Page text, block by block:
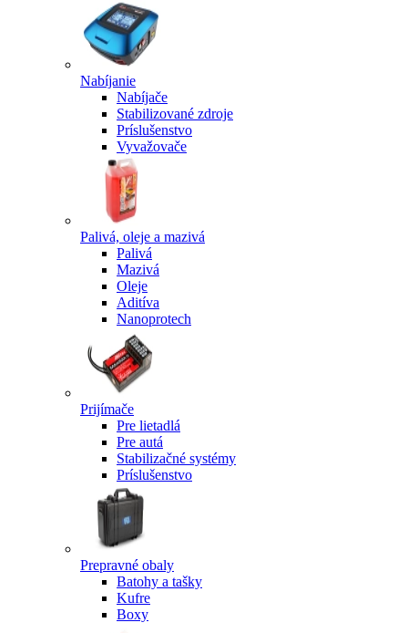
Nabíjanie
Nabíjače
Stabilizované zdroje
Príslušenstvo
Vyvažovače
Palivá, oleje a mazivá
Palivá
Mazivá
Oleje
Aditíva
Nanoprotech
Prijímače
Pre lietadlá
Pre autá
Stabilizačné systémy
Príslušenstvo
Prepravné obaly
Batohy a tašky
Kufre
Boxy